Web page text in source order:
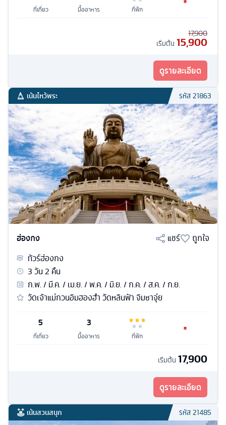
ที่เที่ยว มื้ออาหาร ที่พัก
17,900
เริ่มต้น 15,900
ดูรายละเอียด
เน้นไหว้พระ รหัส21863
ฮ่องกง แชร์
ถูกใจ
ทัวร์ฮ่องกง
3วัน2 คืน
ก.พ. / มี.ค. / เม.ย. / พ.ค. / มิ.ย. / ก.ค. / ส.ค. / ก.ย.
วัดเจ้าแม่กวนอิมฮองฮำ วัดหลินฟ้า จิมซาจุ่ย
5
ที่เที่ยว
3
มื้ออาหาร ที่พัก
เริ่มต้น 17,900
ดูรายละเอียด
เน้นสวนสนุก รหัส21485